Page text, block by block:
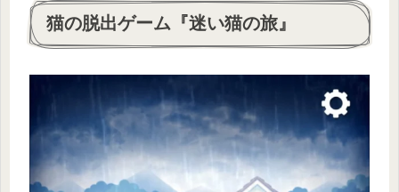
猫の脱出ゲーム『迷い猫の旅』